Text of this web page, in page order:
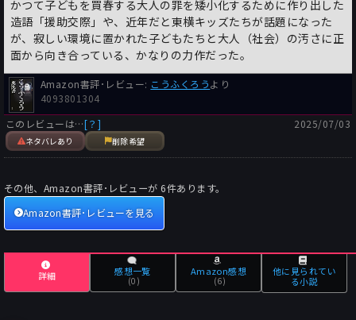
かつて子どもを買春する大人の罪を矮小化するために作り出した
造語「援助交際」や、近年だと東横キッズたちが話題になった
が、寂しい環境に置かれた子どもたちと大人（社会）の汚さに正
面から向き合っている、かなりの力作だった。
Amazon書評･レビュー: こうふくろうより
4093801304
このレビューは…[？]
ネタバレあり 削除希望
2025/07/03
その他、Amazon書評･レビューが6件あります。
Amazon書評･レビューを見る
詳細 感想一覧
(0)
Amazon感想
(6)
他に見られてい
る小説